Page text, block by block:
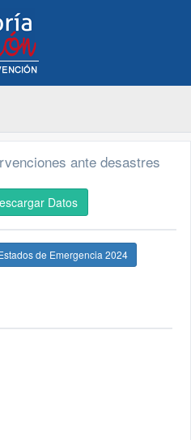
ante desastres
Datos
de Emergencia 2024